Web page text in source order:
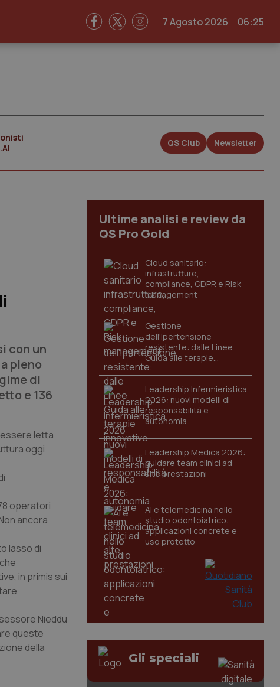
7 Agosto 2026 06:25
QS Club Newsletter
con un
pieno
di
e 136
letta
oggi
operatori
ancora
lasso di
in primis sui
Nieddu
queste
della
Ultime analisi e review da
QS Pro Gold
Cloud sanitario:
infrastrutture,
compliance, GDPR e Risk
management
Gestione
dell'Ipertensione
resistente: dalle Linee
Guida alle terapie
innovative
Leadership Infermieristica
2026: nuovi modelli di
responsabilità e
autonomia
Leadership Medica 2026:
guidare team clinici ad
alte prestazioni
AI e telemedicina nello
studio odontoiatrico:
applicazioni concrete e
uso protetto
Gli speciali